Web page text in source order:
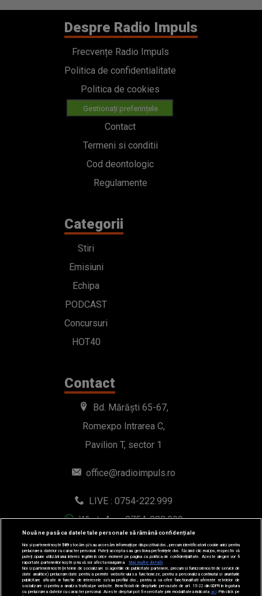
Despre Radio Impuls
Frecvențe Radio Impuls
Politica de confidentialitate
Politica de cookies
Gestionați preferințele
Contact
Termeni si conditii
Cod deontologic
Regulamente
Categorii
Stiri
Emisiuni
Echipa
PODCAST
Concursuri
HOT40
Contact
Bd. Mărăști 65-67,
Romexpo Intrarea C,
Pavilion T, sector 1
office@radioimpuls.ro
LIVE : 0754-222.999
WhatsApp: 0754-222.999
Nouă ne pasă ca datele tale personale să rămână confidențiale
Noi și partenerii noștri589stocăm și/sau accesăm informații pe dispozitivul dvs., precum identificatorii cookie unici pentru
prelucrarea datelor cu caracter personal. Puteți accepta sau gestiona preferințele dvs. făcând clic mai jos, respectiv vă
puteți opune utilizării unui interes legitim în orice moment pe pagina cu politica de confidențialitate. Aceste alegeri vor fi
raportate partenerilor noștri și nu vă vor afecta navigarea.
Mai multe detalii
Noi si partenerii nostri (retelele de socializare si agentiile de publicitate partenere, precum si furnizorii nostri de servicii de
date analitice) prelucram date pentru a permite website-ului sa functioneze, pentru a personaliza continutul si anunturile
publicitare afisate in functie de interesele si/sau profilul dvs., pentru a va oferi functionalitati aferente retelelor de
socializare si pentru a analiza traficul pe website. Beneficiati de drepturile prevazute de art. 15-22 din GDPR in legatura
cu prelucrarea datelor cu caracter personal. Aceste drepturi pot fi exercitate prin modalitatea indicataaici . Prin click pe